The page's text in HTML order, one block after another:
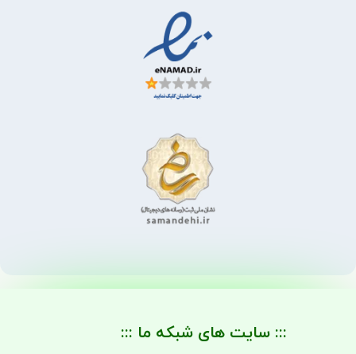
::: سایت های شبکه ما :::